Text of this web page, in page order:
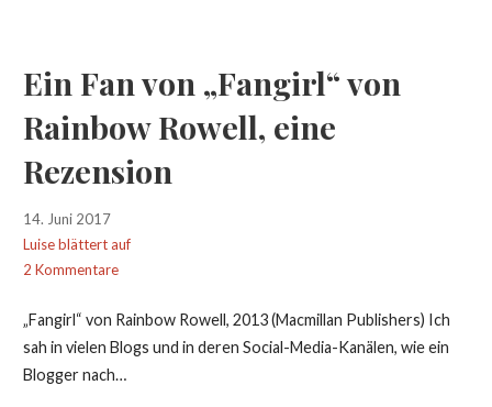
Ein Fan von „Fangirl“ von
Rainbow Rowell, eine
Rezension
14. Juni 2017
Luise blättert auf
2 Kommentare
„Fangirl“ von Rainbow Rowell, 2013 (Macmillan Publishers) Ich
sah in vielen Blogs und in deren Social-Media-Kanälen, wie ein
Blogger nach…